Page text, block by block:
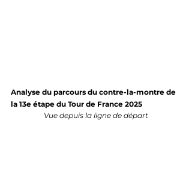
Analyse du parcours du contre-la-montre de
la 13e étape du Tour de France 2025
Vue depuis la ligne de départ